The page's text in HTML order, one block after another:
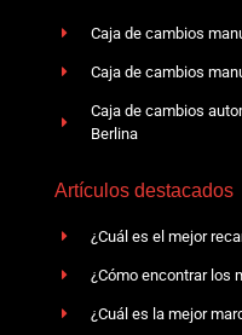
Caja de cambios
Caja de cambios
Caja de cambios
Berlina
Artículos destacados
¿Cuál es el mejor
¿Cómo encontrar los
¿Cuál es la mejor